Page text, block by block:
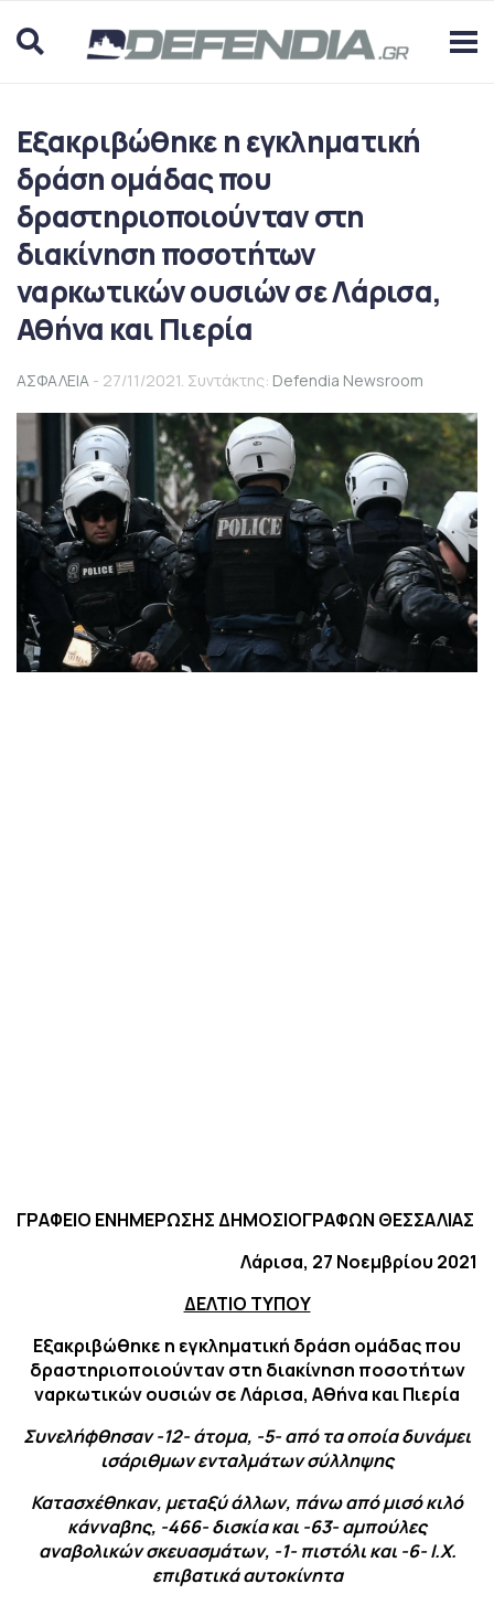
Εξακριβώθηκε η εγκληματική
δράση ομάδας που
δραστηριοποιούνταν στη
διακίνηση ποσοτήτων
ναρκωτικών ουσιών σε Λάρισα,
Αθήνα και Πιερία
ΑΣΦΑΛΕΙΑ - 27/11/2021. Συντάκτης: Defendia Newsroom
ΓΡΑΦΕΙΟ ΕΝΗΜΕΡΩΣΗΣ ΔΗΜΟΣΙΟΓΡΑΦΩΝ ΘΕΣΣΑΛΙΑΣ
Λάρισα, 27 Νοεμβρίου 2021
ΔΕΛΤΙΟ ΤΥΠΟΥ
Εξακριβώθηκε η εγκληματική δράση ομάδας που
δραστηριοποιούνταν στη διακίνηση ποσοτήτων
ναρκωτικών ουσιών σε Λάρισα, Αθήνα και Πιερία
Συνελήφθησαν -12- άτομα, -5- από τα οποία δυνάμει
ισάριθμων ενταλμάτων σύλληψης
Κατασχέθηκαν, μεταξύ άλλων, πάνω από μισό κιλό
κάνναβης, -466- δισκία και -63- αμπούλες
αναβολικών σκευασμάτων, -1- πιστόλι και -6- Ι.Χ.
επιβατικά αυτοκίνητα